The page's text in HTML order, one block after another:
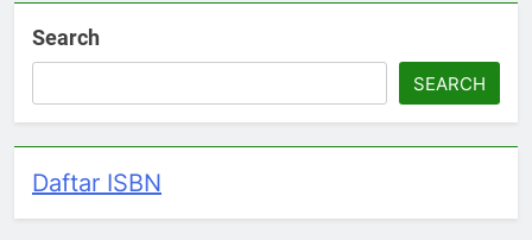
Search
SEARCH
Daftar ISBN